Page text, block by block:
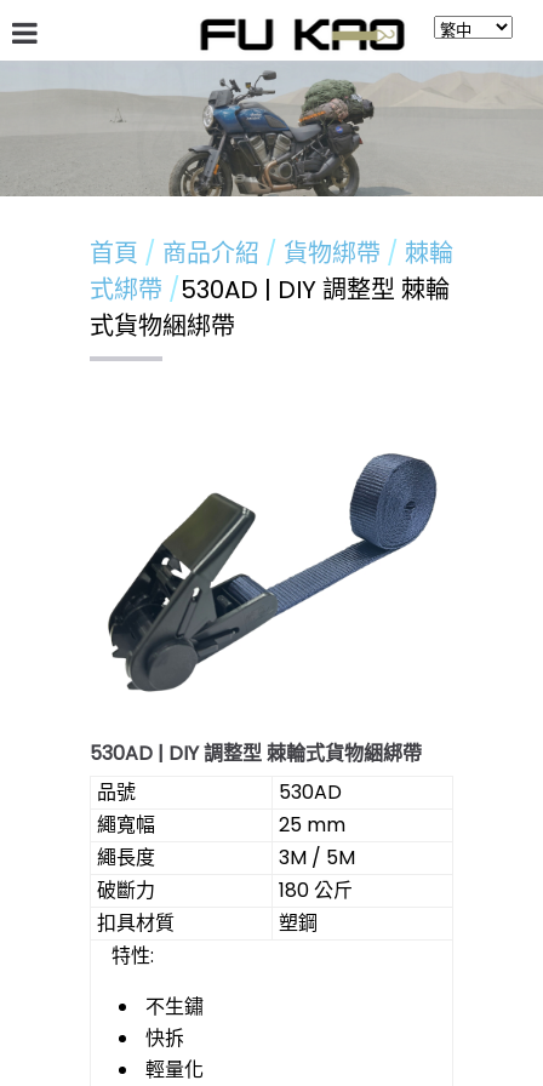
留言板
首頁 商品介紹 貨物綁帶
棘輪
式綁帶
530AD | DIY 調整型 棘輪
式貨物綑綁帶
530AD | DIY 調整型 棘輪式貨物綑綁帶
品號
530AD
繩寬幅
25 mm
繩長度
3M / 5M
破斷力
180 公斤
扣具材質
塑鋼
特性:
不生鏽
快拆
輕量化